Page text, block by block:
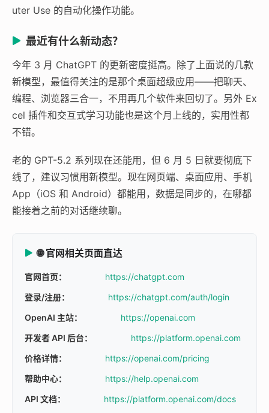
uter Use 的自动化操作功能。
最近有什么新动态？
今年 3 月 ChatGPT 的更新密度挺高。除了上面说的几款
新模型，最值得关注的是那个桌面超级应用——把聊天、
编程、浏览器三合一，不用再几个软件来回切了。另外 Ex
cel 插件和交互式学习功能也是这个月上线的，实用性都
不错。
老的 GPT-5.2 系列现在还能用，但 6 月 5 日就要彻底下
线了，建议习惯用新模型。现在网页端、桌面应用、手机
App（iOS 和 Android）都能用，数据是同步的，在哪都
能接着之前的对话继续聊。
🌐 官网相关页面直达
官网首页：
https://chatgpt.com
登录/注册：
https://chatgpt.com/auth/login
OpenAI 主站：
https://openai.com
开发者 API 后台：
https://platform.openai.com
价格详情：
https://openai.com/pricing
帮助中心：
https://help.openai.com
API 文档：
https://platform.openai.com/docs